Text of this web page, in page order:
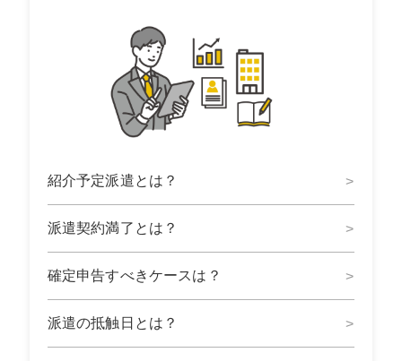
紹介予定派遣とは？
派遣契約満了とは？
確定申告すべきケースは？
派遣の抵触日とは？